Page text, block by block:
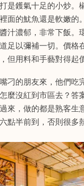
是鑊氣十足的小炒。
面的魷魚還是軟嫩的
汁濃郁，非常下飯。
足以彌補一切。價格
但用料和手藝對得起
刁的朋友來，他們吃
麼沒紅到市區去？答
來，做的都是熟客生
點半前到，否則很多